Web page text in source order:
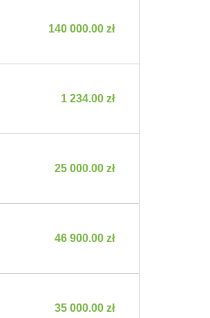
140 000.00 zł
1 234.00 zł
25 000.00 zł
46 900.00 zł
35 000.00 zł